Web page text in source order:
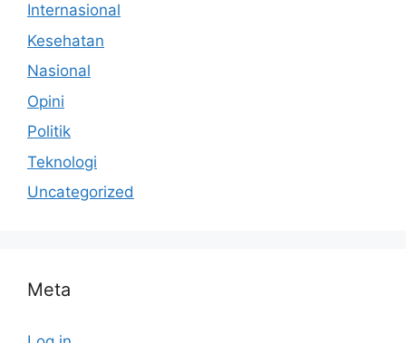
Internasional
Kesehatan
Nasional
Opini
Politik
Teknologi
Uncategorized
Meta